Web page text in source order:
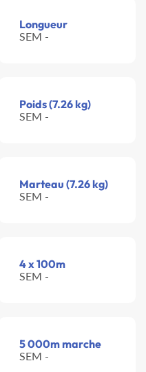
Longueur
SEM -
Poids (7.26 kg)
SEM -
Marteau (7.26 kg)
SEM -
4 x 100m
SEM -
5 000m marche
SEM -